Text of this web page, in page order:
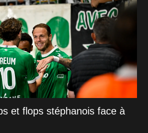
et flops stéphanois face à